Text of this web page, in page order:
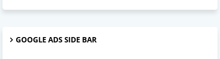
GOOGLE ADS SIDE BAR